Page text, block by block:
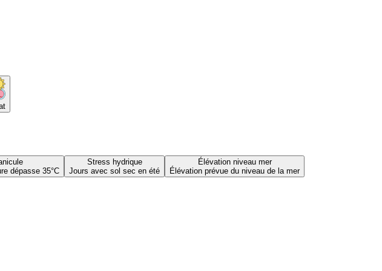
dépasse 35°C
Stress hydrique
Jours avec sol sec en été
Élévation niveau mer
Élévation prévue du niveau de la mer